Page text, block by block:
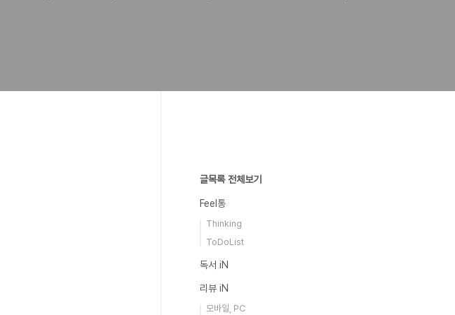
글목록 전체보기
Feel통
Thinking
ToDoList
독서 iN
리뷰 iN
모바일, PC